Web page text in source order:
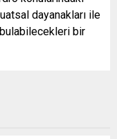
dayanakları ile
bir